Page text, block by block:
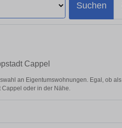
Suchen
Cappel
an Eigentumswohnungen. Egal, ob als
oder in der Nähe.